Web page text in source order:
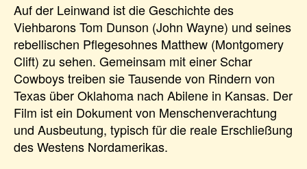
Auf der Leinwand ist die Geschichte des
Viehbarons Tom Dunson (John Wayne) und seines
rebellischen Pflegesohnes Matthew (Montgomery
Clift) zu sehen. Gemeinsam mit einer Schar
Cowboys treiben sie Tausende von Rindern von
Texas über Oklahoma nach Abilene in Kansas. Der
Film ist ein Dokument von Menschenverachtung
und Ausbeutung, typisch für die reale Erschließung
des Westens Nordamerikas.